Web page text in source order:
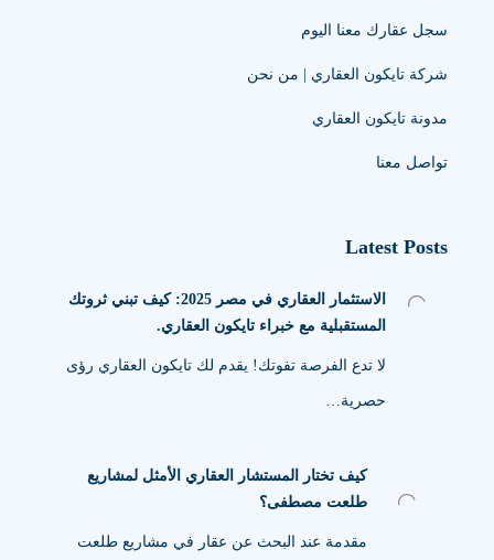
سجل عقارك معنا اليوم
شركة تايكون العقاري | من نحن
مدونة تايكون العقاري
تواصل معنا
Latest Posts
الاستثمار العقاري في مصر 2025: كيف تبني ثروتك
المستقبلية مع خبراء تايكون العقاري.
لا تدع الفرصة تفوتك! يقدم لك تايكون العقاري رؤى
حصرية…
كيف تختار المستشار العقاري الأمثل لمشاريع
طلعت مصطفى؟
مقدمة عند البحث عن عقار في مشاريع طلعت